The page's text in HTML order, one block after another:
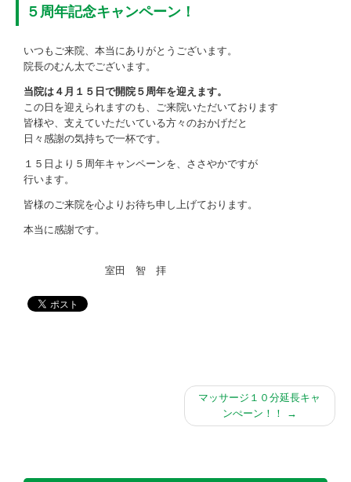
お問い合わせ
５周年記念キャンペーン！
いつもご来院、本当にありがとうございます。
院長のむん太でございます。
当院は４月１５日で開院５周年を迎えます。
この日を迎えられますのも、ご来院いただいております
皆様や、支えていただいている方々のおかげだと
日々感謝の気持ちで一杯です。
１５日より５周年キャンペーンを、ささやかですが
行います。
皆様のご来院を心よりお待ち申し上げております。
本当に感謝です。
室田 智 拝
マッサージ１０分延長キャ
ンぺーン！！
→